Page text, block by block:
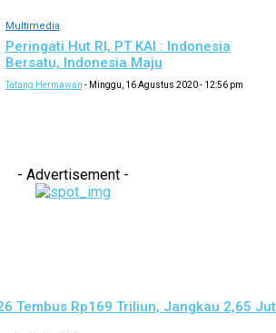
Multimedia
Peringati Hut RI, PT KAI : Indonesia
Bersatu, Indonesia Maju
Tatang Hermawan - Minggu, 16 Agustus 2020 - 12:56 pm
- Advertisement -
Tembus Rp169 Triliun, Jangkau 2,65